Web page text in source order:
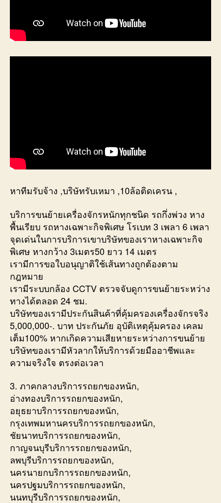
หาทีมรับจ้าง ,บริษัทรับเหมา ,10ล้อติดเครน ,
บริการขนย้ายเครื่องจักรหนักทุกชนิด รถกึ่งพ่วง หาง
พื้นเรียบ รถหางเฉพาะกิจพิเศษ โรเบท 3 เพลา 6 เพลา
จุดเด่นในการบริการเขาบริษัทของเราหางเฉพาะกิจ
พิเศษ หางกว้าง 3เมตร50 ยาว 14 เมตร
เรามีการขอใบอนุญาติใช้เส้นทางถูกต้องตาม
กฎหมาย
เรามีระบบกล้อง CCTV ตรวจจับดูการขนย้ายระหว่าง
ทางได้ตลอด 24 ชม.
บริษัทของเรามีประกันสินค้าที่คุ้มครองเครื่องจักรจริง
5,000,000-. บาท ประกันภัย อุบัติเหตุคุ้มครอง เคลม
เต็ม100% หากเกิดความเสียหายระหว่างการขนย้าย
บริษัทของเรามีหัวลากให้บริการด้วยมืออาชีพและ
ความจริงใจ ตรงต่อเวลา
3. ภาคกลางบริการรถยกของหนัก,
อ่างทองบริการรถยกของหนัก,
อยุธยาบริการรถยกของหนัก,
กรุงเทพมหานครบริการรถยกของหนัก,
ชัยนาทบริการรถยกของหนัก,
กาญจนบุรีบริการรถยกของหนัก,
ลพบุรีบริการรถยกของหนัก,
นครนายกบริการรถยกของหนัก,
นครปฐมบริการรถยกของหนัก,
นนทบุรีบริการรถยกของหนัก,